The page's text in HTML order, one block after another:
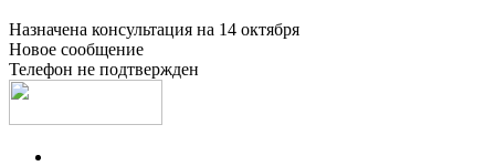
Назначена консультация на 14 октября
Новое сообщение
Телефон не подтвержден